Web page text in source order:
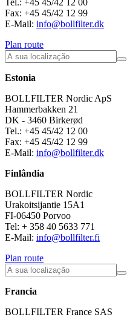
Tel.: +45 45/42 12 00
Fax: +45 45/42 12 99
E-Mail: info@bollfilter.dk
Plan route
Estonia
BOLLFILTER Nordic ApS
Hammerbakken 21
DK - 3460 Birkerød
Tel.: +45 45/42 12 00
Fax: +45 45/42 12 99
E-Mail: info@bollfilter.dk
Finlândia
BOLLFILTER Nordic
Urakoitsijantie 15A1
FI-06450 Porvoo
Tel: + 358 40 5633 771
E-Mail: info@bollfilter.fi
Plan route
Francia
BOLLFILTER France SAS